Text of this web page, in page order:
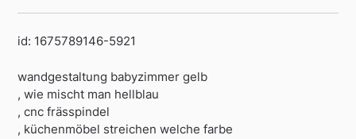
id: 1675789146-5921
wandgestaltung babyzimmer gelb
, wie mischt man hellblau
, cnc frässpindel
, küchenmöbel streichen welche farbe